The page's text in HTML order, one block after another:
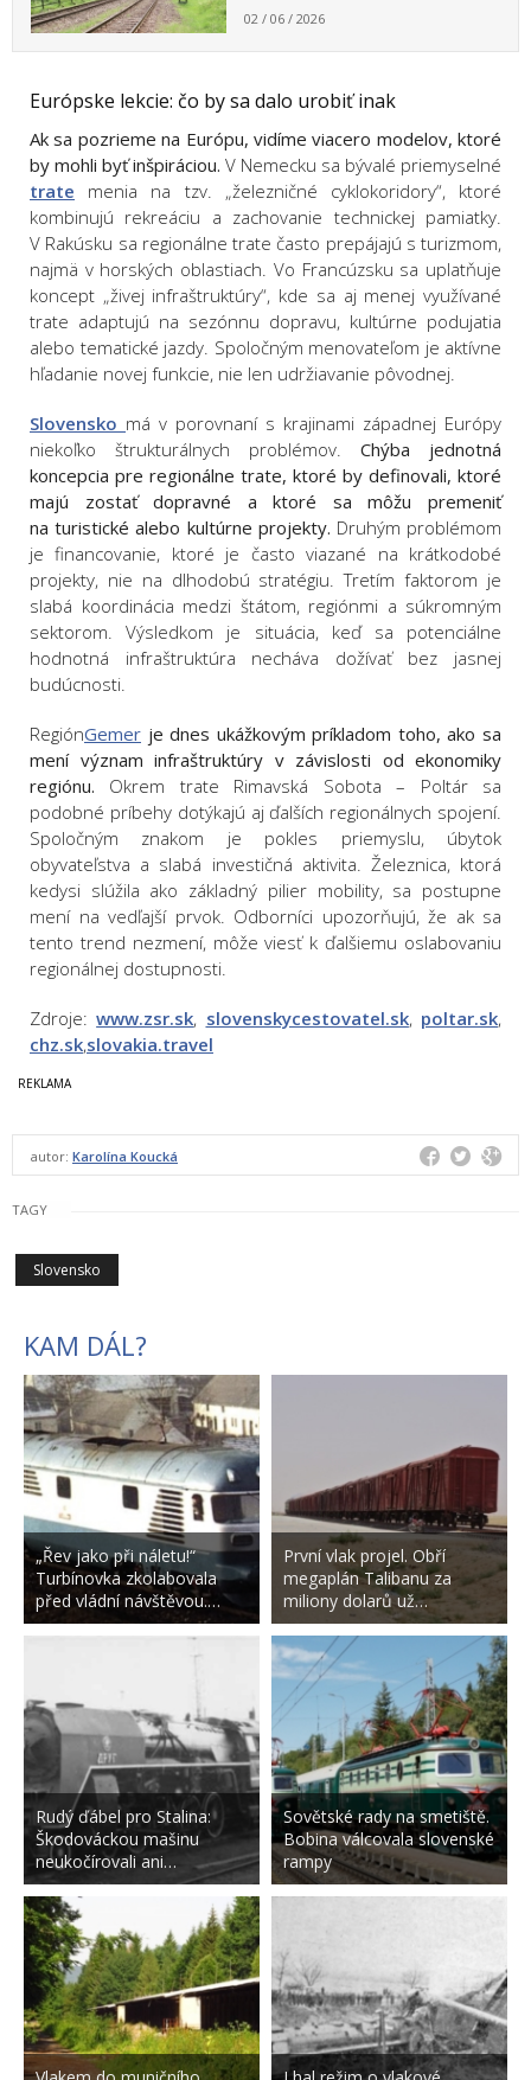
02 / 06 / 2026
Európske lekcie: čo by sa dalo urobiť inak
Ak sa pozrieme na Európu, vidíme viacero modelov, ktoré
by mohli byť inšpiráciou. V Nemecku sa bývalé priemyselné
trate menia na tzv. „železničné cyklokoridory“, ktoré
kombinujú rekreáciu a zachovanie technickej pamiatky.
V Rakúsku sa regionálne trate často prepájajú s turizmom,
najmä v horských oblastiach. Vo Francúzsku sa uplatňuje
koncept „živej infraštruktúry“, kde sa aj menej využívané
trate adaptujú na sezónnu dopravu, kultúrne podujatia
alebo tematické jazdy. Spoločným menovateľom je aktívne
hľadanie novej funkcie, nie len udržiavanie pôvodnej.
Slovensko má v porovnaní s krajinami západnej Európy
niekoľko štrukturálnych problémov. Chýba jednotná
koncepcia pre regionálne trate, ktoré by definovali, ktoré
majú zostať dopravné a ktoré sa môžu premeniť
na turistické alebo kultúrne projekty. Druhým problémom
je financovanie, ktoré je často viazané na krátkodobé
projekty, nie na dlhodobú stratégiu. Tretím faktorom je
slabá koordinácia medzi štátom, regiónmi a súkromným
sektorom. Výsledkom je situácia, keď sa potenciálne
hodnotná infraštruktúra necháva dožívať bez jasnej
budúcnosti.
RegiónGemer je dnes ukážkovým príkladom toho, ako sa
mení význam infraštruktúry v závislosti od ekonomiky
regiónu. Okrem trate Rimavská Sobota – Poltár sa
podobné príbehy dotýkajú aj ďalších regionálnych spojení.
Spoločným znakom je pokles priemyslu, úbytok
obyvateľstva a slabá investičná aktivita. Železnica, ktorá
kedysi slúžila ako základný pilier mobility, sa postupne
mení na vedľajší prvok. Odborníci upozorňujú, že ak sa
tento trend nezmení, môže viesť k ďalšiemu oslabovaniu
regionálnej dostupnosti.
Zdroje:www.zsr.sk, slovenskycestovatel.sk, poltar.sk,
chz.sk,slovakia.travel
autor: Karolína Koucká
TAGY
Slovensko
KAM DÁL?
„Řev jako při náletu!“
Turbínovka zkolabovala
před vládní návštěvou.…
Rudý ďábel pro Stalina:
Škodováckou mašinu
neukočírovali ani…
První vlak projel. Obří
megaplán Talibanu za
miliony dolarů už…
Sovětské rady na smetiště.
Bobina válcovala slovenské
rampy